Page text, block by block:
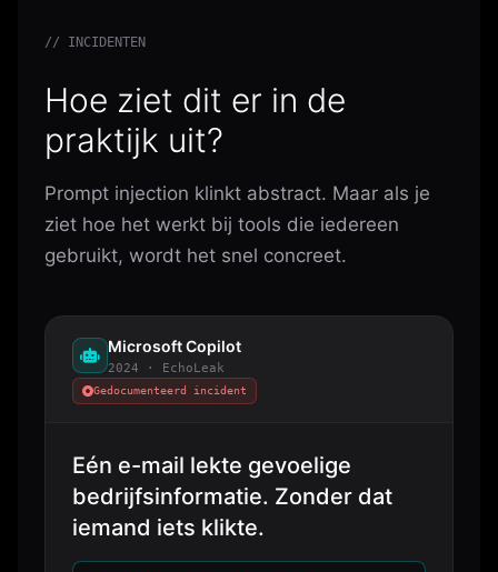
// INCIDENTEN
Hoe ziet dit er in de
praktijk uit?
Prompt injection klinkt abstract. Maar als je
ziet hoe het werkt bij tools die iedereen
gebruikt, wordt het snel concreet.
Microsoft Copilot
2024 · EchoLeak
Gedocumenteerd incident
Eén e-mail lekte gevoelige
bedrijfsinformatie. Zonder dat
iemand iets klikte.